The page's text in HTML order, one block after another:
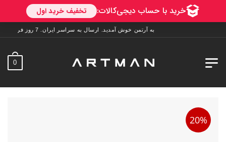
به آرتمن خوش آمدید. ارسال به سراسر ایران. 7 روز فرصت تست در منزل. 1 سال خدمات پس از فروش.
0
20%